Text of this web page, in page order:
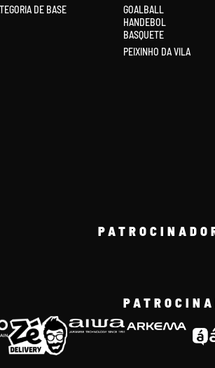
DE BASE
GOALBALL
HANDEBOL
BASQUETE
PEIXINHO DA VILA